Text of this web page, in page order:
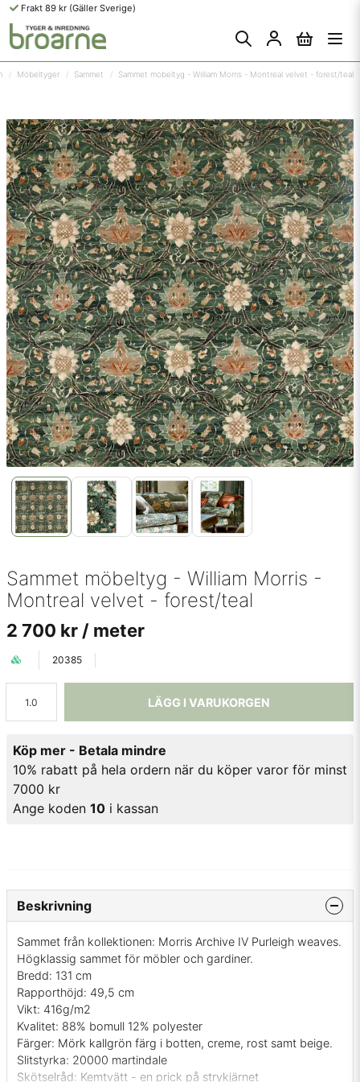
Frakt 89 kr (Gäller Sverige)
Möbeltyger Sammet Sammet möbeltyg - William Morris - Montreal velvet - forest/teal
Sammet möbeltyg - William Morris -
Montreal velvet - forest/teal
2 700 kr / meter
20385
LÄGG I VARUKORGEN
Köp mer - Betala mindre
10% rabatt på hela ordern när du köper varor för minst
7000 kr
Ange koden 10 i kassan
Beskrivning
Sammet från kollektionen: Morris Archive IV Purleigh weaves.
Högklassig sammet för möbler och gardiner.
Bredd: 131 cm
Rapporthöjd: 49,5 cm
Vikt: 416g/m2
Kvalitet: 88% bomull 12% polyester
Färger: Mörk kallgrön färg i botten, creme, rost samt beige.
Slitstyrka: 20000 martindale
Skötselråd: Kemtvätt - en prick på strykjärnet